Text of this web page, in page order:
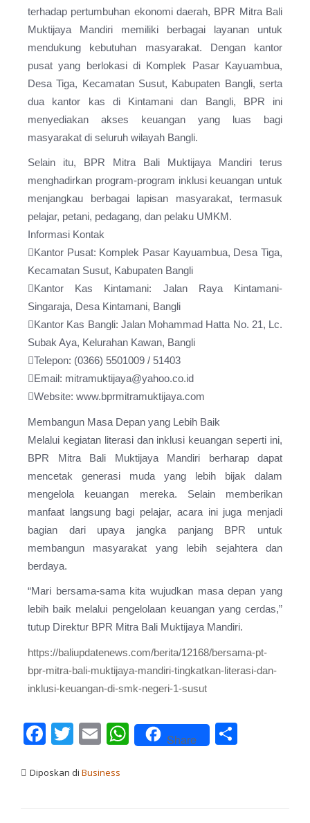
terhadap pertumbuhan ekonomi daerah, BPR Mitra Bali
Muktijaya Mandiri memiliki berbagai layanan untuk
mendukung kebutuhan masyarakat. Dengan kantor
pusat yang berlokasi di Komplek Pasar Kayuambua,
Desa Tiga, Kecamatan Susut, Kabupaten Bangli, serta
dua kantor kas di Kintamani dan Bangli, BPR ini
menyediakan akses keuangan yang luas bagi
masyarakat di seluruh wilayah Bangli.
Selain itu, BPR Mitra Bali Muktijaya Mandiri terus
menghadirkan program-program inklusi keuangan untuk
menjangkau berbagai lapisan masyarakat, termasuk
pelajar, petani, pedagang, dan pelaku UMKM.
Informasi Kontak
Kantor Pusat: Komplek Pasar Kayuambua, Desa Tiga,
Kecamatan Susut, Kabupaten Bangli
Kantor Kas Kintamani: Jalan Raya Kintamani-
Singaraja, Desa Kintamani, Bangli
Kantor Kas Bangli: Jalan Mohammad Hatta No. 21, Lc.
Subak Aya, Kelurahan Kawan, Bangli
Telepon: (0366) 5501009 / 51403
Email: mitramuktijaya@yahoo.co.id
Website: www.bprmitramuktijaya.com
Membangun Masa Depan yang Lebih Baik
Melalui kegiatan literasi dan inklusi keuangan seperti ini,
BPR Mitra Bali Muktijaya Mandiri berharap dapat
mencetak generasi muda yang lebih bijak dalam
mengelola keuangan mereka. Selain memberikan
manfaat langsung bagi pelajar, acara ini juga menjadi
bagian dari upaya jangka panjang BPR untuk
membangun masyarakat yang lebih sejahtera dan
berdaya.
“Mari bersama-sama kita wujudkan masa depan yang
lebih baik melalui pengelolaan keuangan yang cerdas,”
tutup Direktur BPR Mitra Bali Muktijaya Mandiri.
https://baliupdatenews.com/berita/12168/bersama-pt-
bpr-mitra-bali-muktijaya-mandiri-tingkatkan-literasi-dan-
inklusi-keuangan-di-smk-negeri-1-susut
FacebookTwitterEmail WhatsAppShare
Diposkan di Business